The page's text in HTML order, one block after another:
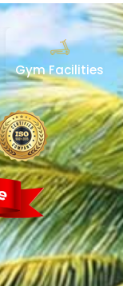
Dining Table